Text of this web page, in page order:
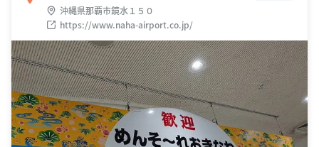
沖縄県那覇市鏡水１５０
https://www.naha-airport.co.jp/